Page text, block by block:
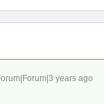
years ago